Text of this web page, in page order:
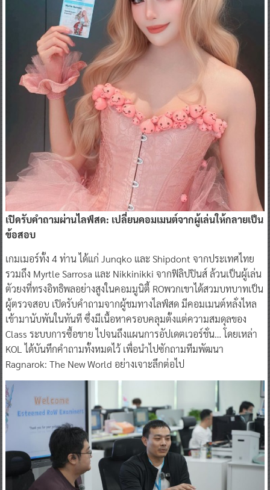
เปิดรับคำถามผ่านไลฟ์สด: เปลี่ยนคอมเมนต์จากผู้เล่นให้กลายเป็น
ข้อสอบ
เกมเมอร์ทั้ง 4 ท่าน ได้แก่ Junqko และ Shipdont จากประเทศไทย
รวมถึง Myrtle Sarrosa และ Nikkinikki จากฟิลิปปินส์ ล้วนเป็นผู้เล่น
ตัวยงที่ทรงอิทธิพลอย่างสูงในคอมมูนิตี้ ROพวกเขาได้สวมบทบาทเป็น
ผู้ตรวจสอบ เปิดรับคำถามจากผู้ชมทางไลฟ์สด มีคอมเมนต์หลั่งไหล
เข้ามานับพันในทันที ซึ่งมีเนื้อหาครอบคลุมตั้งแต่ความสมดุลของ
Class ระบบการซื้อขาย ไปจนถึงแผนการอัปเดตเวอร์ชั่น… โดยเหล่า
KOL ได้บันทึกคำถามทั้งหมดไว้ เพื่อนำไปซักถามทีมพัฒนา
Ragnarok: The New World อย่างเจาะลึกต่อไป